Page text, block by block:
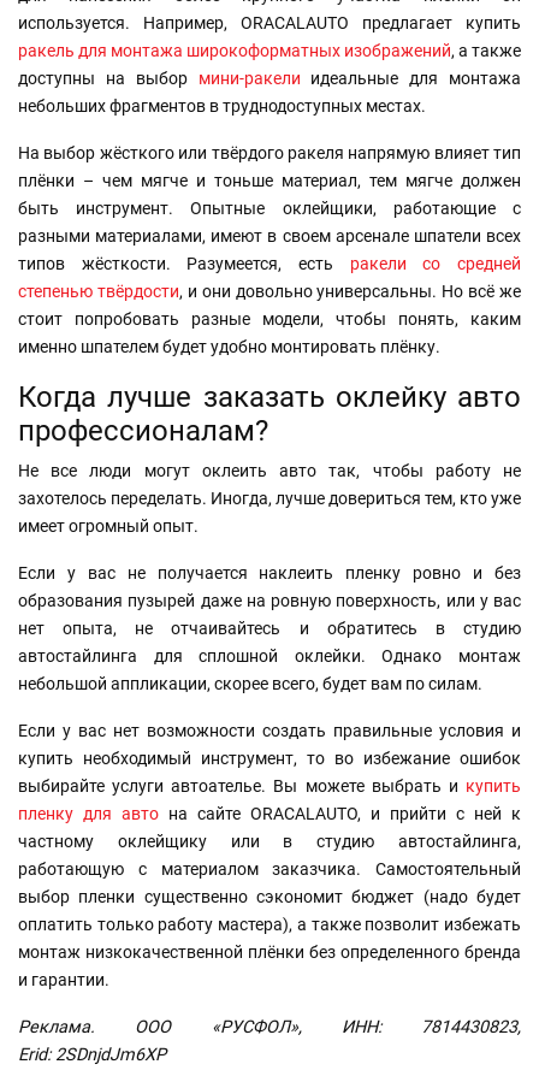
используется. Например, ORACALAUTO предлагает купить
ракель для монтажа широкоформатных изображений, а также
доступны на выбор мини-ракели идеальные для монтажа
небольших фрагментов в труднодоступных местах.
На выбор жёсткого или твёрдого ракеля напрямую влияет тип
плёнки – чем мягче и тоньше материал, тем мягче должен
быть инструмент. Опытные оклейщики, работающие с
разными материалами, имеют в своем арсенале шпатели всех
типов жёсткости. Разумеется, есть ракели со средней
степенью твёрдости, и они довольно универсальны. Но всё же
стоит попробовать разные модели, чтобы понять, каким
именно шпателем будет удобно монтировать плёнку.
Когда лучше заказать оклейку авто
профессионалам?
Не все люди могут оклеить авто так, чтобы работу не
захотелось переделать. Иногда, лучше довериться тем, кто уже
имеет огромный опыт.
Если у вас не получается наклеить пленку ровно и без
образования пузырей даже на ровную поверхность, или у вас
нет опыта, не отчаивайтесь и обратитесь в студию
автостайлинга для сплошной оклейки. Однако монтаж
небольшой аппликации, скорее всего, будет вам по силам.
Если у вас нет возможности создать правильные условия и
купить необходимый инструмент, то во избежание ошибок
выбирайте услуги автоателье. Вы можете выбрать и купить
пленку для авто на сайте ORACALAUTO, и прийти с ней к
частному оклейщику или в студию автостайлинга,
работающую с материалом заказчика. Самостоятельный
выбор пленки существенно сэкономит бюджет (надо будет
оплатить только работу мастера), а также позволит избежать
монтаж низкокачественной плёнки без определенного бренда
и гарантии.
Реклама. ООО «РУСФОЛ», ИНН: 7814430823,
Erid: 2SDnjdJm6XP